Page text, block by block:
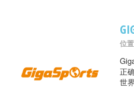
位
正
世